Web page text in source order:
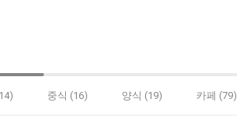
중식 (16) 양식 (19) 카페 (79)